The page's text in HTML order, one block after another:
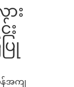
း
း
ြု
အကျ